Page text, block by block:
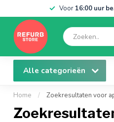
Voor 16:00 uur
Alle categorieën
Home / Zoekresultaten voor